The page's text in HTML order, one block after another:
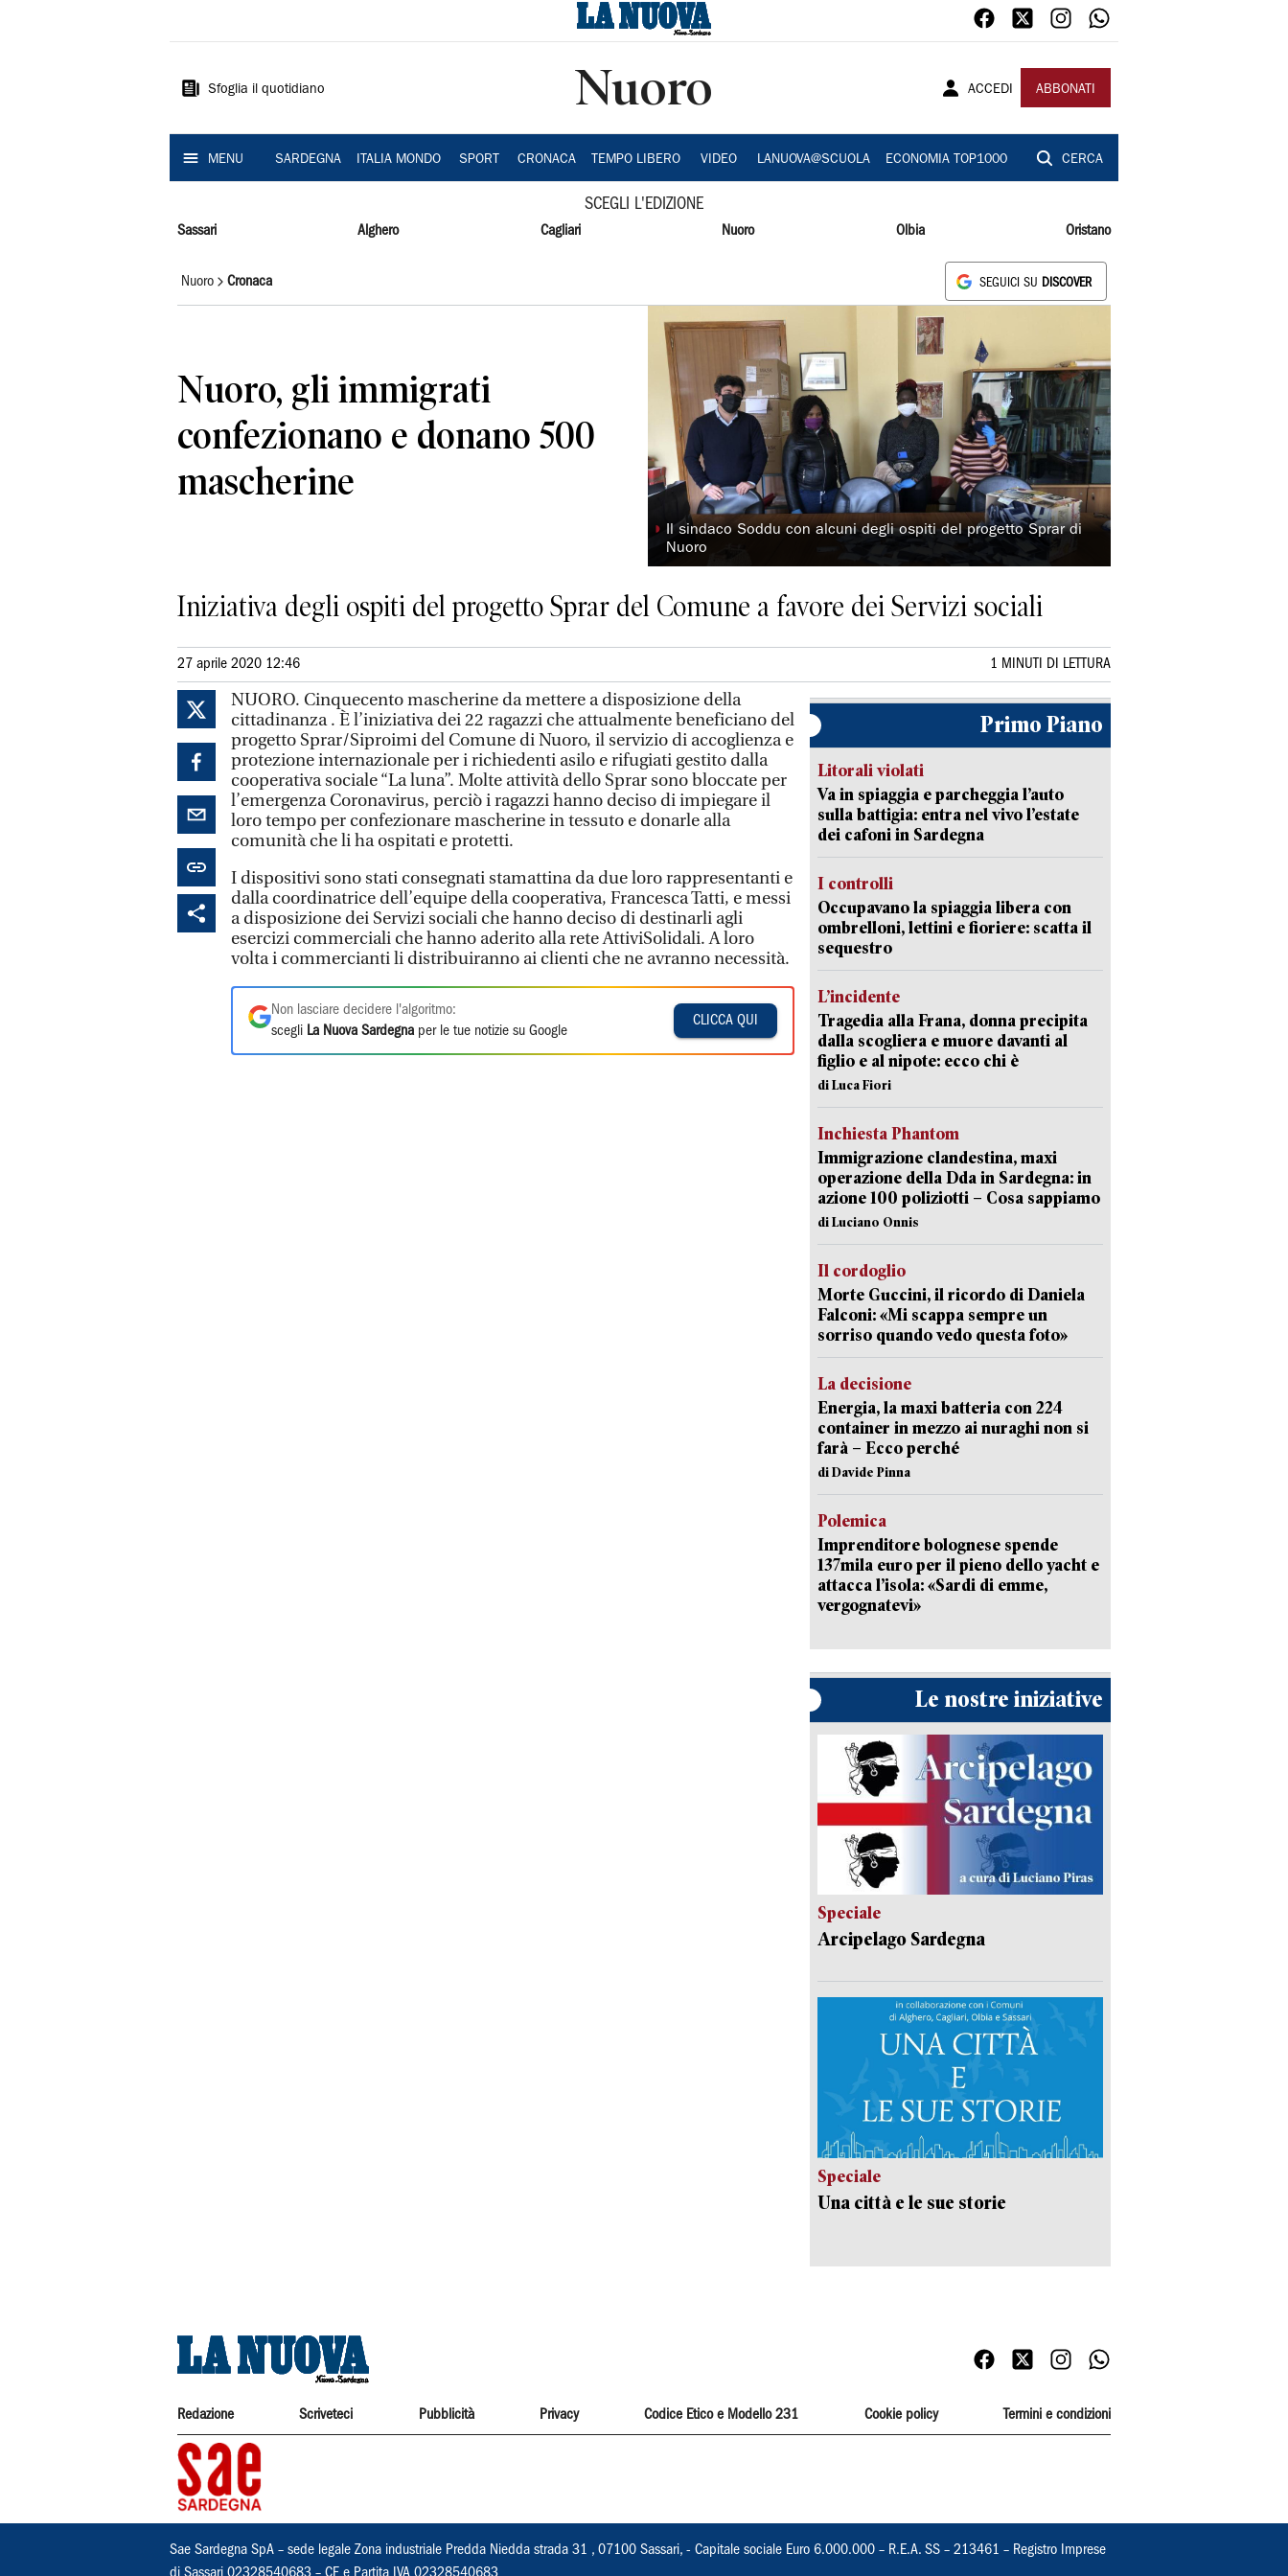
Sardegna
Sfoglia il quotidiano Nuoro ACCEDI ABBONATI
MENU SARDEGNA ITALIA MONDO SPORT CRONACA TEMPO LIBERO VIDEO LANUOVA@SCUOLA ECONOMIA TOP1000 CERCA
SCEGLI L'EDIZIONE
Sassari Alghero Cagliari Nuoro Olbia Oristano
Nuoro Cronaca SEGUICI SU DISCOVER
Nuoro, gli immigrati
confezionano e donano 500
mascherine
◗ Il sindaco Soddu con alcuni degli ospiti del progetto Sprar di
Nuoro
Iniziativa degli ospiti del progetto Sprar del Comune a favore dei Servizi sociali
27 aprile 2020 12:46 1 MINUTI DI LETTURA
NUORO. Cinquecento mascherine da mettere a disposizione della
cittadinanza . È l’iniziativa dei 22 ragazzi che attualmente beneficiano del
progetto Sprar/Siproimi del Comune di Nuoro, il servizio di accoglienza e
protezione internazionale per i richiedenti asilo e rifugiati gestito dalla
cooperativa sociale “La luna”. Molte attività dello Sprar sono bloccate per
l’emergenza Coronavirus, perciò i ragazzi hanno deciso di impiegare il
loro tempo per confezionare mascherine in tessuto e donarle alla
comunità che li ha ospitati e protetti.
I dispositivi sono stati consegnati stamattina da due loro rappresentanti e
dalla coordinatrice dell’equipe della cooperativa, Francesca Tatti, e messi
a disposizione dei Servizi sociali che hanno deciso di destinarli agli
esercizi commerciali che hanno aderito alla rete AttiviSolidali. A loro
volta i commercianti li distribuiranno ai clienti che ne avranno necessità.
Non lasciare decidere l'algoritmo:
scegli La Nuova Sardegna per le tue notizie su Google
CLICCA QUI
Primo Piano
Litorali violati
Va in spiaggia e parcheggia l’auto
sulla battigia: entra nel vivo l’estate
dei cafoni in Sardegna
I controlli
Occupavano la spiaggia libera con
ombrelloni, lettini e fioriere: scatta il
sequestro
L’incidente
Tragedia alla Frana, donna precipita
dalla scogliera e muore davanti al
figlio e al nipote: ecco chi è
di Luca Fiori
Inchiesta Phantom
Immigrazione clandestina, maxi
operazione della Dda in Sardegna: in
azione 100 poliziotti – Cosa sappiamo
di Luciano Onnis
Il cordoglio
Morte Guccini, il ricordo di Daniela
Falconi: «Mi scappa sempre un
sorriso quando vedo questa foto»
La decisione
Energia, la maxi batteria con 224
container in mezzo ai nuraghi non si
farà – Ecco perché
di Davide Pinna
Polemica
Imprenditore bolognese spende
137mila euro per il pieno dello yacht e
attacca l’isola: «Sardi di emme,
vergognatevi»
Le nostre iniziative
Speciale
Arcipelago Sardegna
Speciale
Una città e le sue storie
Redazione Scriveteci Pubblicità Privacy Codice Etico e Modello 231 Cookie policy Termini e condizioni
Sae Sardegna SpA – sede legale Zona industriale Predda Niedda strada 31 , 07100 Sassari, - Capitale sociale Euro 6.000.000 – R.E.A. SS – 213461 – Registro Imprese
di Sassari 02328540683 – CF e Partita IVA 02328540683